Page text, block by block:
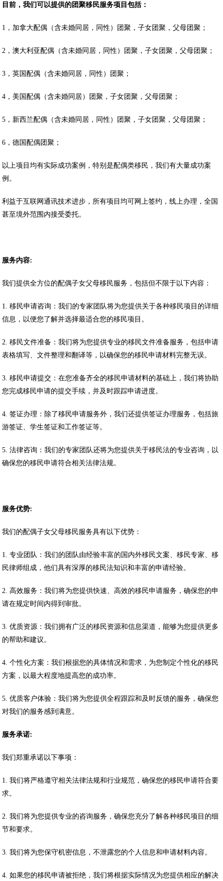
目前，我们可以提供的团聚移民服务项目包括：
1，加拿大配偶（含未婚同居，同性）团聚，子女团聚，父母团聚；
2，澳大利亚配偶（含未婚同居，同性）团聚，子女团聚，父母团聚；
3，英国配偶（含未婚同居，同性）团聚；
4，美国配偶（含未婚同居）团聚，子女团聚，父母团聚；
5，新西兰配偶（含未婚同居，同性）团聚，子女团聚，父母团聚；
6，德国配偶团聚；
以上项目均有实际成功案例，特别是配偶类移民，我们有大量成功案
例。
利益于互联网通讯技术进步，所有项目均可网上签约，线上办理，全国
甚至境外范围内接受委托。
服务内容:
我们提供全方位的配偶子女父母移民服务，包括但不限于以下内容：
1. 移民申请咨询：我们的专家团队将为您提供关于各种移民项目的详细
信息，以便您了解并选择最适合您的移民项目。
2. 移民文件准备：我们将为您提供专业的移民文件准备服务，包括申请
表格填写、文件整理和翻译等，以确保您的移民申请材料完整无误。
3. 移民申请提交：在您准备齐全的移民申请材料的基础上，我们将协助
您完成移民申请的提交手续，并及时跟踪申请进度。
4. 签证办理：除了移民申请服务外，我们还提供签证办理服务，包括旅
游签证、学生签证和工作签证等。
5. 法律咨询：我们的专家团队还将为您提供关于移民法的专业咨询，以
确保您的移民申请符合相关法律法规。
服务优势:
我们的配偶子女父母移民服务具有以下优势：
1. 专业团队：我们的团队由经验丰富的国内外移民文案、移民专家、移
民律师组成，他们具有深厚的移民法知识和丰富的申请经验。
2. 高效服务：我们将为您提供快速、高效的移民申请服务，确保您的申
请在规定时间内得到审批。
3. 优质资源：我们拥有广泛的移民资源和信息渠道，能够为您提供更多
的帮助和建议。
4. 个性化方案：我们根据您的具体情况和需求，为您制定个性化的移民
方案，以最大程度地提高您的成功率。
5. 优质客户体验：我们将为您提供全程跟踪和及时反馈的服务，确保您
对我们的服务感到满意。
服务承诺:
我们郑重承诺以下事项：
1. 我们将严格遵守相关法律法规和行业规范，确保您的移民申请符合要
求。
2. 我们将为您提供专业的咨询服务，确保您充分了解各种移民项目的细
节和要求。
3. 我们将为您保守机密信息，不泄露您的个人信息和申请材料内容。
4. 如果您的移民申请被拒绝，我们将根据实际情况为您提供相应的解决